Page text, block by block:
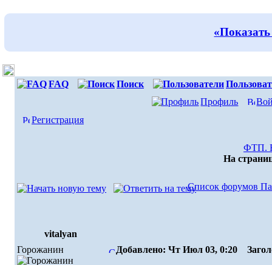
FAQ Поиск
Профиль
Регистрация
ФТП.
На
Список форумов
vitalyan
Горожанин
Добавлено: Чт Июл 03, 0:20